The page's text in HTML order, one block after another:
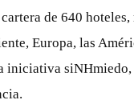
de 640
Europa, las
siNHmiedo,